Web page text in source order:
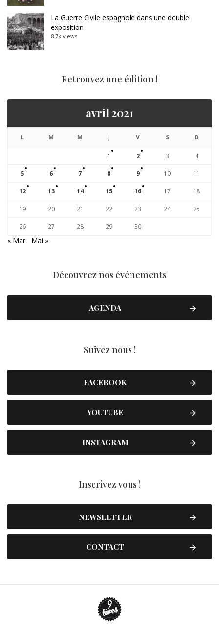
La Guerre Civile espagnole dans une double
exposition
8.7k views
Retrouvez une édition !
avril 2021
L M M J V S D
1 2 3 4
5 6 7 8 9 10 11
12 13 14 15 16 17 18
19 20 21 22 23 24 25
26 27 28 29 30
« Mar Mai »
Découvrez nos événements
AGENDA
Suivez nous !
FACEBOOK
YOUTUBE
INSTAGRAM
Inscrivez vous !
NEWSLETTER
CONTACT